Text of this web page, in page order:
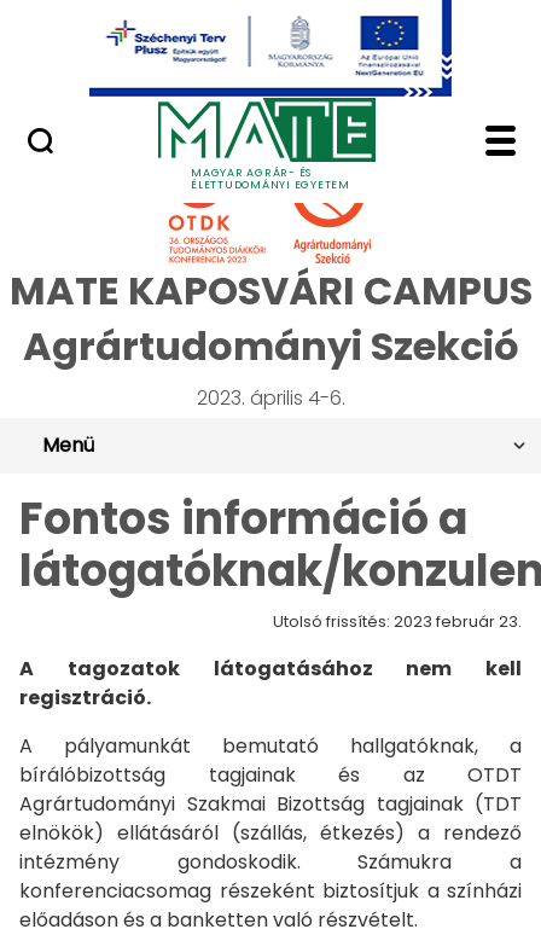
Ugrás a fő tartalomhoz
MAGYAR AGRÁR- ÉS
ÉLETTUDOMÁNYI EGYETEM
Minőségügy
OTDK 2023
MATE KAPOSVÁRI CAMPUS
Agrártudományi Szekció
2023. április 4-6.
Menü
Fontos információ a
látogatóknak/
Utolsó frissítés: 2023 február 23.
A tagozatok látogatásához nem kell
regisztráció.
A pályamunkát bemutató hallgatóknak, a
bírálóbizottság tagjainak és az OTDT
Agrártudományi Szakmai Bizottság tagjainak (TDT
elnökök) ellátásáról (szállás, étkezés) a rendező
intézmény gondoskodik. Számukra a
konferenciacsomag részeként biztosítjuk a színházi
előadáson és a banketten való részvételt.